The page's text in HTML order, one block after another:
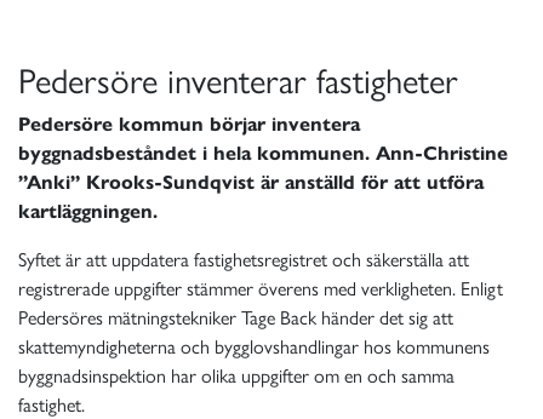
Pedersöre inventerar fastigheter
Pedersöre kommun börjar inventera
byggnadsbeståndet i hela kommunen. Ann-Christine
”Anki” Krooks-Sundqvist är anställd för att utföra
kartläggningen.
Syftet är att uppdatera fastighetsregistret och säkerställa att
registrerade uppgifter stämmer överens med verkligheten. Enligt
Pedersöres mätningstekniker Tage Back händer det sig att
skattemyndigheterna och bygglovshandlingar hos kommunens
byggnadsinspektion har olika uppgifter om en och samma
fastighet.